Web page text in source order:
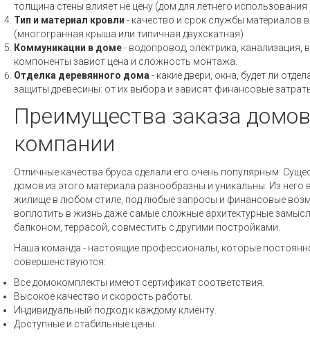
толщина стены влияет не цену (дом для летнего
Тип и материал кровли - качество и срок службы материалов
(многогранная крыша или типичная двухскатная)
Коммуникации в доме- водопровод, электрика, канализация,
компоненты завист цена и сложность монтажа.
Отделка деревянного дома - какие двери, окна, будет ли
защиты древесины: от их выбора и зависят финансовые
Преимущества заказа
компании
Отличные качества бруса сделали его очень популярным.
домов из этого материала разнообразны и уникальны. Из
жилище в любом стиле, под любые запросы и финансовые
воплотить в жизнь даже самые сложные архитектурные
балконом, террасой, совместить с другими постройками.
Наша команда - настоящие профессионалы, которые
совершенствуются:
Все домокомплекты имеют сертификат соответствия.
Высокое качество и скорость работы.
Индивидуальный подход к каждому клиенту.
Доступные и стабильные цены.